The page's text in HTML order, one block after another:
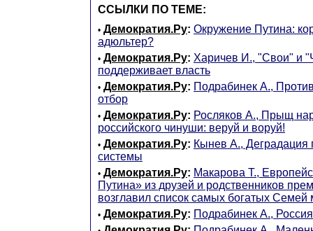
ССЫЛКИ ПО ТЕМЕ:
• Демократия.Ру: Окружение Путина:
адюльтер?
• Демократия.Ру: Харичев И., "Свои" и
поддерживает власть
• Демократия.Ру: Подрабинек А.,
отбор
• Демократия.Ру: Росляков А., Прыщ
российского чинуши: веруй и воруй!
• Демократия.Ру: Кынев А., Деградация
системы
• Демократия.Ру: Макарова Т.,
Путина» из друзей и родственников
возглавил список самых богатых Семей
• Демократия.Ру: Подрабинек А.,